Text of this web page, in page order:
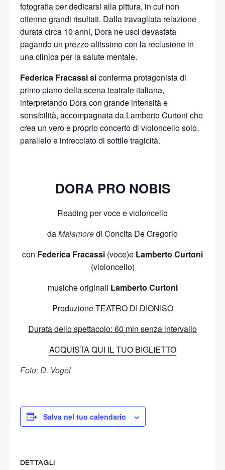
fotografia per dedicarsi alla pittura, in cui non
ottenne grandi risultati. Dalla travagliata relazione
durata circa 10 anni, Dora ne usci devastata
pagando un prezzo altissimo con la reclusione in
una clinica per la salute mentale.
Federica Fracassi siconferma protagonista di
primo piano della scena teatrale italiana,
interpretando Dora con grande intensità e
sensibilità, accompagnata da Lamberto Curtoni che
crea un vero e proprio concerto di violoncello solo,
parallelo e intrecciato di sottile tragicità.
DORA PRO NOBIS
Reading per voce e violoncello
daMalamoredi Concita De Gregorio
con Federica Fracassi (voce)e Lamberto Curtoni
(violoncello)
musiche originali Lamberto Curtoni
Produzione TEATRO DI DIONISO
Durata dello spettacolo: 60 min senza intervallo
ACQUISTA QUI IL TUO BIGLIETTO
Foto: D. Vogel
Salva nel tuo calendario
DETTAGLI